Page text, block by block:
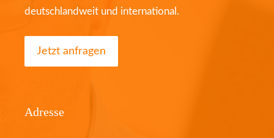
deutschlandweit und international.
Jetzt anfragen
Adresse